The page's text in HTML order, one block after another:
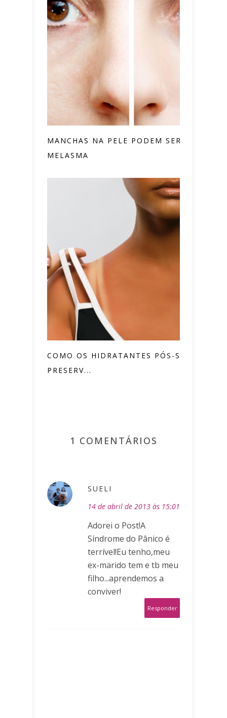
MANCHAS NA PELE PODEM SER
MELASMA
COMO OS HIDRATANTES PÓS-SOL
PRESERV...
1 COMENTÁRIOS
SUELI
14 de abril de 2013 às 15:01
Adorei o Post!A
Síndrome do Pânico é
terrível!Eu tenho,meu
ex-marido tem e tb meu
filho...aprendemos a
conviver!
Responder